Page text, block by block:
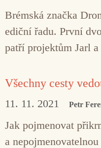
Brémská značka
ediční řadu. První
patří projektům Jarl
Všechny cesty
11. 11. 2021 Petr
Jak pojmenovat
a